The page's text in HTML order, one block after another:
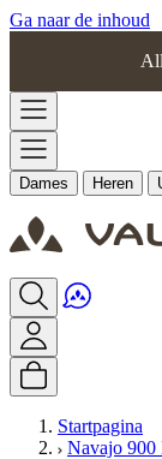
Ga naar de inhoud
Dames Heren
Startpagina
Navajo 900